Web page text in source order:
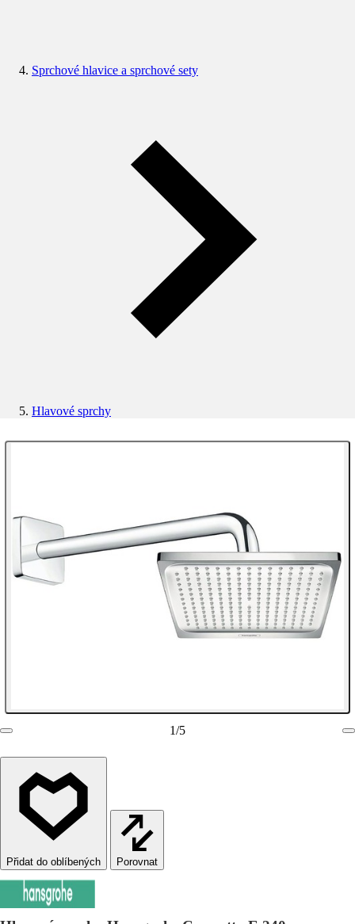
Sprchové hlavice a sprchové sety
Hlavové sprchy
1/5
Porovnat